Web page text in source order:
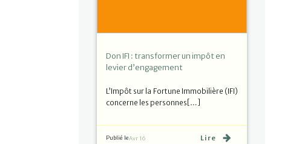
Don IFI : transformer un impôt en
levier d’engagement
L’Impôt sur la Fortune Immobilière (IFI)
concerne les personnes[…]
Publié leAvr 16 Lire